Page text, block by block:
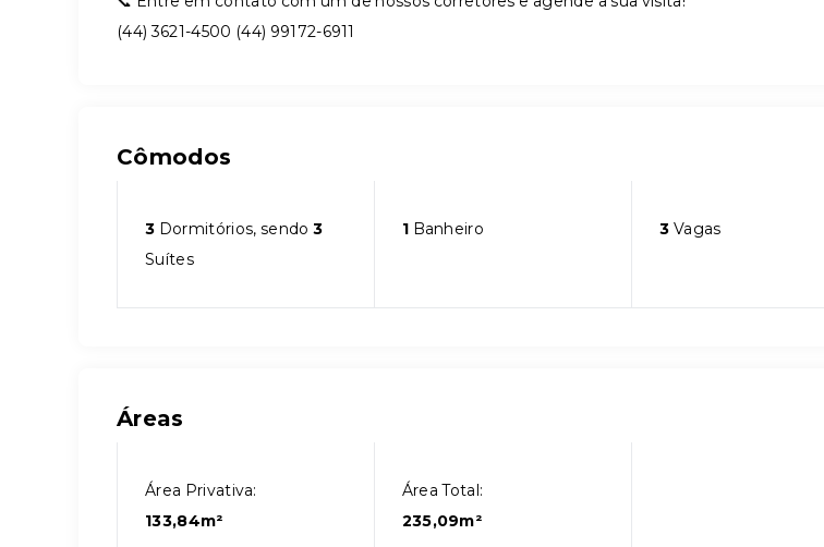
(44) 3621-4500 (44) 99172-6911
Cômodos
3 Dormitórios, sendo3
Suítes
1Banheiro 3 Vagas
Áreas
Área Privativa:
133,84m²
Área Total:
235,09m²